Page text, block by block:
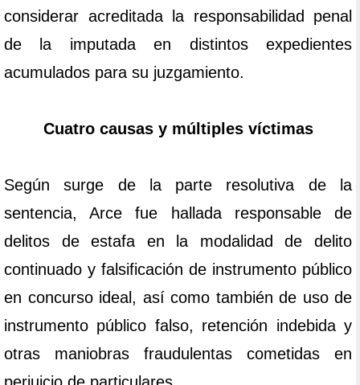
considerar acreditada la responsabilidad penal
de la imputada en distintos expedientes
acumulados para su juzgamiento.
Cuatro causas y múltiples víctimas
Según surge de la parte resolutiva de la
sentencia, Arce fue hallada responsable de
delitos de estafa en la modalidad de delito
continuado y falsificación de instrumento público
en concurso ideal, así como también de uso de
instrumento público falso, retención indebida y
otras maniobras fraudulentas cometidas en